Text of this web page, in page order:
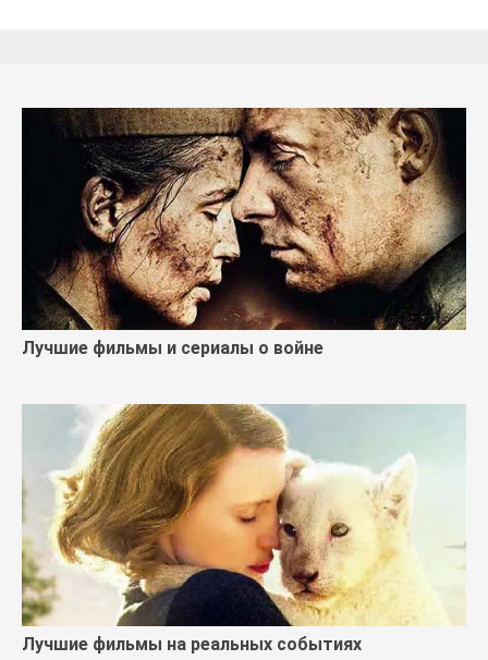
Лучшие фильмы и сериалы о войне
Лучшие фильмы на реальных событиях